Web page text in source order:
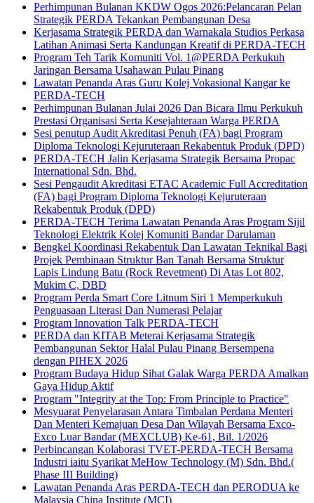
Perhimpunan Bulanan KKDW Ogos 2026:Pelancaran Pelan
Strategik PERDA Tekankan Pembangunan Desa
Kerjasama Strategik PERDA dan Warnakala Studios Perkasa
Latihan Animasi Serta Kandungan Kreatif di PERDA-TECH
Program Teh Tarik Komuniti Vol. 1@PERDA Perkukuh
Jaringan Bersama Usahawan Pulau Pinang
Lawatan Penanda Aras Guru Kolej Vokasional Kangar ke
PERDA-TECH
Perhimpunan Bulanan Julai 2026 Dan Bicara Ilmu Perkukuh
Prestasi Organisasi Serta Kesejahteraan Warga PERDA
Sesi penutup Audit Akreditasi Penuh (FA) bagi Program
Diploma Teknologi Kejuruteraan Rekabentuk Produk (DPD)
PERDA-TECH Jalin Kerjasama Strategik Bersama Propac
International Sdn. Bhd.
Sesi Pengaudit Akreditasi ETAC Academic Full Accreditation
(FA) bagi Program Diploma Teknologi Kejuruteraan
Rekabentuk Produk (DPD)
PERDA-TECH Terima Lawatan Penanda Aras Program Sijil
Teknologi Elektrik Kolej Komuniti Bandar Darulaman
Bengkel Koordinasi Rekabentuk Dan Lawatan Teknikal Bagi
Projek Pembinaan Struktur Ban Tanah Bersama Struktur
Lapis Lindung Batu (Rock Revetment) Di Atas Lot 802,
Mukim C, DBD
Program Perda Smart Core Litnum Siri 1 Memperkukuh
Penguasaan Literasi Dan Numerasi Pelajar
Program Innovation Talk PERDA-TECH
PERDA dan KITAB Meterai Kerjasama Strategik
Pembangunan Sektor Halal Pulau Pinang Bersempena
dengan PIHEX 2026
Program Budaya Hidup Sihat Galak Warga PERDA Amalkan
Gaya Hidup Aktif
Program "Integrity at the Top: From Principle to Practice"
Mesyuarat Penyelarasan Antara Timbalan Perdana Menteri
Dan Menteri Kemajuan Desa Dan Wilayah Bersama Exco-
Exco Luar Bandar (MEXCLUB) Ke-61, Bil. 1/2026
Perbincangan Kolaborasi TVET-PERDA-TECH Bersama
Industri iaitu Syarikat MeHow Technology (M) Sdn. Bhd.(
Phase III Building)
Lawatan Penanda Aras PERDA-TECH dan PERODUA ke
Malaysia China Institute (MCI)